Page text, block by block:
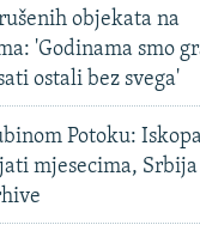
objekata na
'Godinama smo
ostali bez svega'
Potoku:
mjesecima,